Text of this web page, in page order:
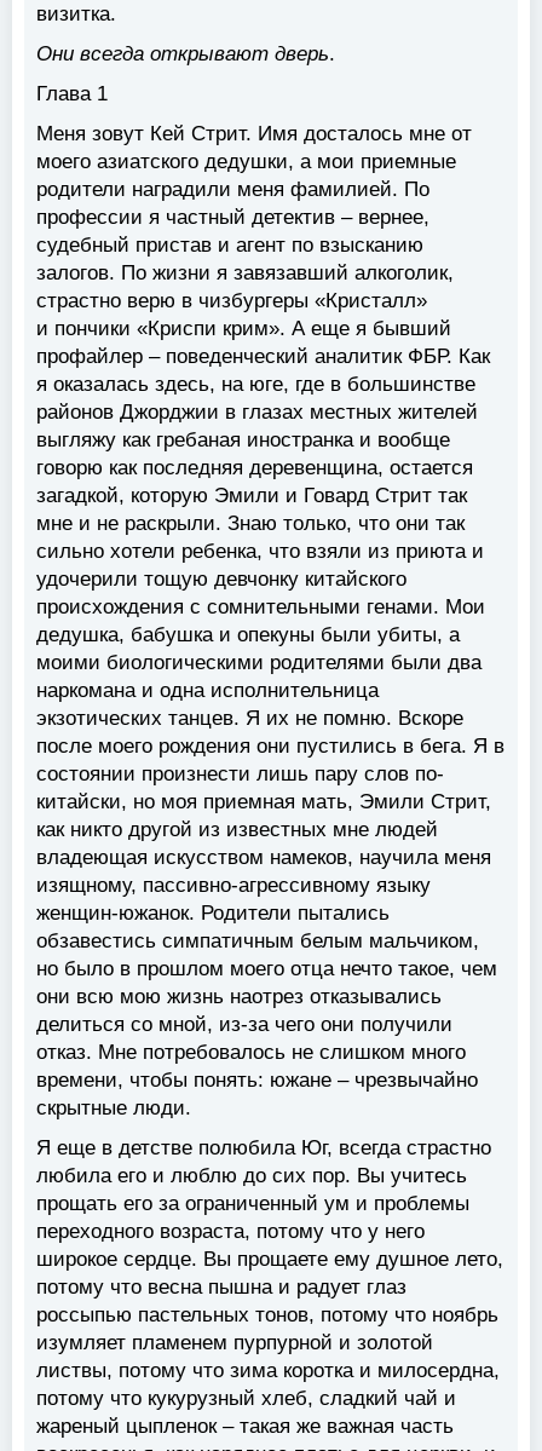
визитка.
Они всегда открывают дверь.
Глава 1
Меня зовут Кей Стрит. Имя досталось мне от
моего азиатского дедушки, а мои приемные
родители наградили меня фамилией. По
профессии я частный детектив – вернее,
судебный пристав и агент по взысканию
залогов. По жизни я завязавший алкоголик,
страстно верю в чизбургеры «Кристалл»
и пончики «Криспи крим». А еще я бывший
профайлер – поведенческий аналитик ФБР. Как
я оказалась здесь, на юге, где в большинстве
районов Джорджии в глазах местных жителей
выгляжу как гребаная иностранка и вообще
говорю как последняя деревенщина, остается
загадкой, которую Эмили и Говард Стрит так
мне и не раскрыли. Знаю только, что они так
сильно хотели ребенка, что взяли из приюта и
удочерили тощую девчонку китайского
происхождения с сомнительными генами. Мои
дедушка, бабушка и опекуны были убиты, а
моими биологическими родителями были два
наркомана и одна исполнительница
экзотических танцев. Я их не помню. Вскоре
после моего рождения они пустились в бега. Я в
состоянии произнести лишь пару слов по-
китайски, но моя приемная мать, Эмили Стрит,
как никто другой из известных мне людей
владеющая искусством намеков, научила меня
изящному, пассивно-агрессивному языку
женщин-южанок. Родители пытались
обзавестись симпатичным белым мальчиком,
но было в прошлом моего отца нечто такое, чем
они всю мою жизнь наотрез отказывались
делиться со мной, из-за чего они получили
отказ. Мне потребовалось не слишком много
времени, чтобы понять: южане – чрезвычайно
скрытные люди.
Я еще в детстве полюбила Юг, всегда страстно
любила его и люблю до сих пор. Вы учитесь
прощать его за ограниченный ум и проблемы
переходного возраста, потому что у него
широкое сердце. Вы прощаете ему душное лето,
потому что весна пышна и радует глаз
россыпью пастельных тонов, потому что ноябрь
изумляет пламенем пурпурной и золотой
листвы, потому что зима коротка и милосердна,
потому что кукурузный хлеб, сладкий чай и
жареный цыпленок – такая же важная часть